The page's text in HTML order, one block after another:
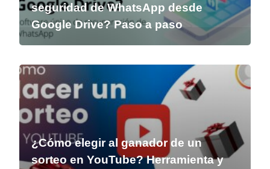
seguridad de WhatsApp desde
Google Drive? Paso a paso
¿Cómo elegir al ganador de un
sorteo en YouTube? Herramienta y